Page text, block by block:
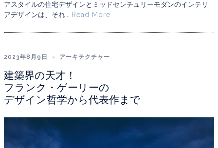
アスタイルの住宅デザインとミッドセンチュリーモダンのインテリ
アデザインは、それ...
Read More
2023年8月9日 アーキテクチャー
建築界の天才！
フランク・ゲーリーの
デザイン哲学から代表作まで